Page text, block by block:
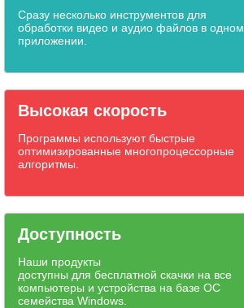
Сразу несколько инструментов для
обработки видео и аудио файлов в одном
приложении.
Высокая скорость
Программы используют быстрые
оптимизированные многопроцессорные
алгоритмы.
Доступность
Наши продукты
доступны для бесплатной скачки на все
компьютеры и устройства на базе ОС
семейства Windows.